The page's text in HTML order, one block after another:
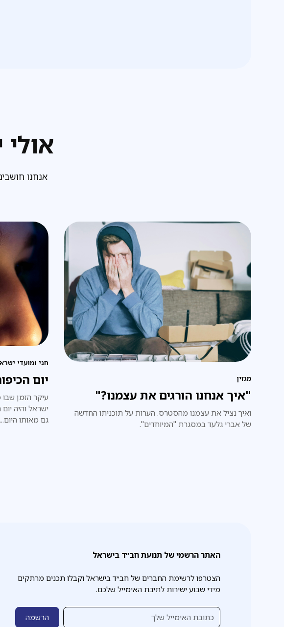
אולי
אנחנו
מגזין
"איך אנחנו הורגים את עצמנו?"
ואיך נציל את עצמנו מהסטרס. הערות על תוכניתו החדשה
של אברי גלעד במסגרת "המיוחדים".
חגי ומועדי
יום
עיקר הזמן
ישראל והיה
גם מאותו
האתר הרשמי של תנועת חב״ד בישראל
הצטרפו לרשימת החברים של חב״ד בישראל וקבלו תכנים מרתקים
מידי שבוע ישירות לתיבת האימייל שלכם.